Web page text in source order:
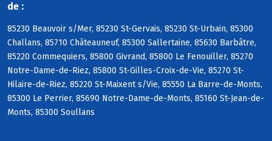
de :
85230 Beauvoir s/Mer, 85230 St-Gervais, 85230 St-Urbain, 85300
Challans, 85710 Châteauneuf, 85300 Sallertaine, 85630 Barbâtre,
85220 Commequiers, 85800 Givrand, 85800 Le Fenouiller, 85270
Notre-Dame-de-Riez, 85800 St-Gilles-Croix-de-Vie, 85270 St-
Hilaire-de-Riez, 85220 St-Maixent s/Vie, 85550 La Barre-de-Monts,
85300 Le Perrier, 85690 Notre-Dame-de-Monts, 85160 St-Jean-de-
Monts, 85300 Soullans